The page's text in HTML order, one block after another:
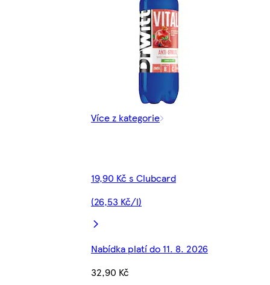
Více z kategorie
19,90 Kč s Clubcard
(26,53 Kč/l)
Nabídka platí do 11. 8. 2026
32,90 Kč